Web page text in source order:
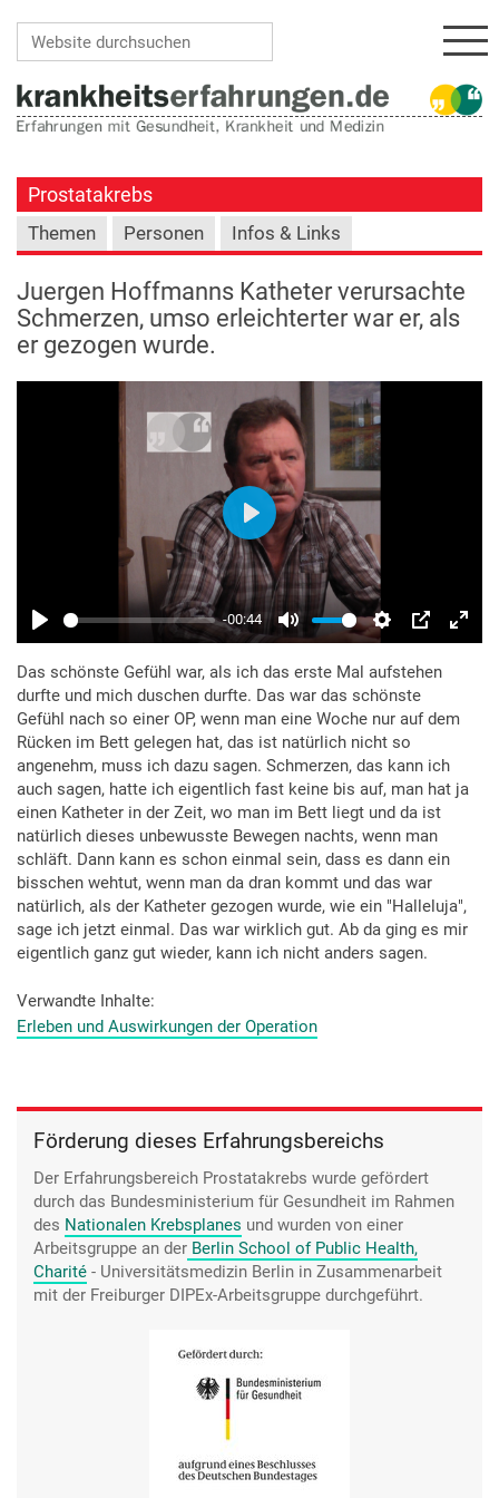
Prostatakrebs
Themen Personen Infos & Links
Juergen Hoffmanns Katheter verursachte
Schmerzen, umso erleichterter war er, als
er gezogen wurde.
Das schönste Gefühl war, als ich das erste Mal aufstehen
durfte und mich duschen durfte. Das war das schönste
Gefühl nach so einer OP, wenn man eine Woche nur auf dem
Rücken im Bett gelegen hat, das ist natürlich nicht so
angenehm, muss ich dazu sagen. Schmerzen, das kann ich
auch sagen, hatte ich eigentlich fast keine bis auf, man hat ja
einen Katheter in der Zeit, wo man im Bett liegt und da ist
natürlich dieses unbewusste Bewegen nachts, wenn man
schläft. Dann kann es schon einmal sein, dass es dann ein
bisschen wehtut, wenn man da dran kommt und das war
natürlich, als der Katheter gezogen wurde, wie ein "Halleluja",
sage ich jetzt einmal. Das war wirklich gut. Ab da ging es mir
eigentlich ganz gut wieder, kann ich nicht anders sagen.
Verwandte Inhalte
Erleben und Auswirkungen der Operation
Förderung dieses Erfahrungsbereichs
Der Erfahrungsbereich Prostatakrebs wurde gefördert
durch das Bundesministerium für Gesundheit im Rahmen
des Nationalen Krebsplanes und wurden von einer
Arbeitsgruppe an der Berlin School of Public Health,
Charité - Universitätsmedizin Berlin in Zusammenarbeit
mit der Freiburger DIPEx-Arbeitsgruppe durchgeführt.